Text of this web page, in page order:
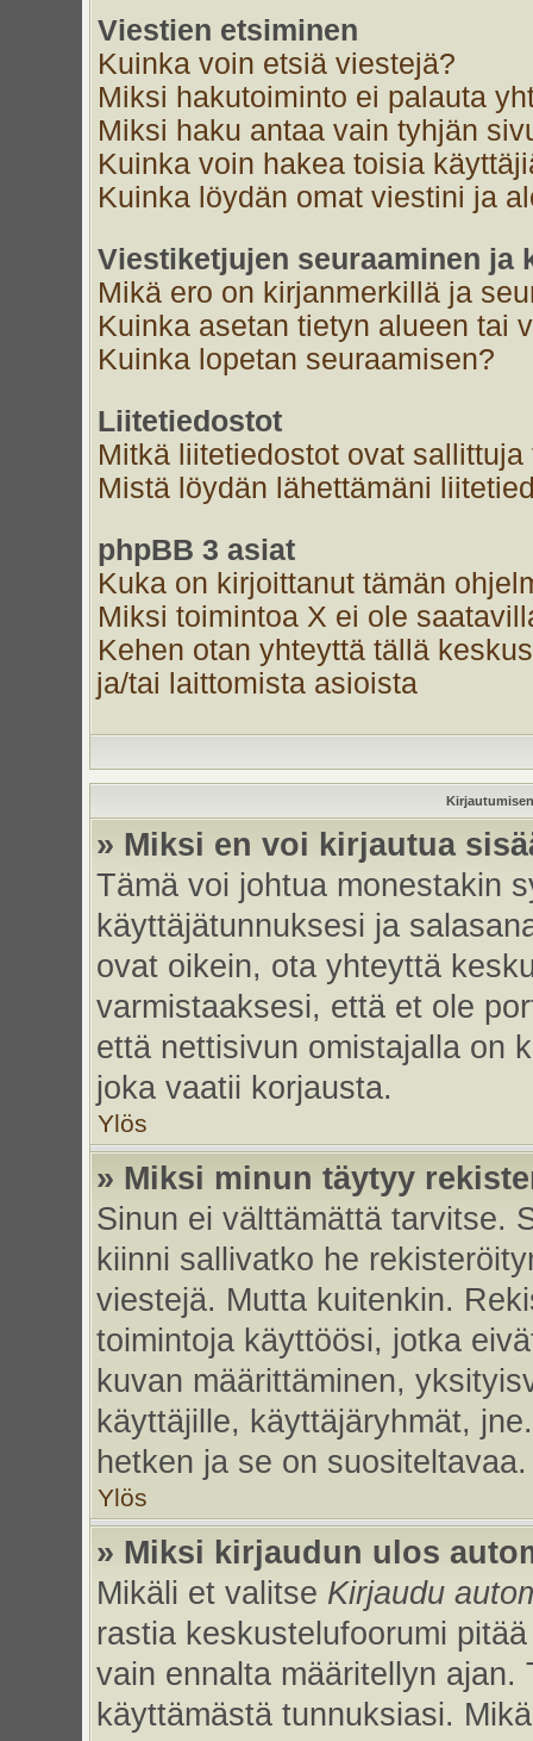
Viestien etsiminen
Kuinka voin etsiä viestejä?
Miksi hakutoiminto ei palauta
Miksi haku antaa vain tyhjän
Kuinka voin hakea toisia
Kuinka löydän omat viestini ja
Viestiketjujen seuraaminen ja
Mikä ero on kirjanmerkillä ja
Kuinka asetan tietyn alueen tai
Kuinka lopetan seuraamisen?
Liitetiedostot
Mitkä liitetiedostot ovat
Mistä löydän lähettämäni
phpBB 3 asiat
Kuka on kirjoittanut tämän
Miksi toimintoa X ei ole
Kehen otan yhteyttä tällä
ja/tai laittomista asioista
» Miksi en voi kirjautua
Tämä voi johtua monestakin
käyttäjätunnuksesi ja
ovat oikein, ota yhteyttä
varmistaaksesi, että et ole
että nettisivun omistajalla on
joka vaatii korjausta.
Ylös
» Miksi minun täytyy
Sinun ei välttämättä tarvitse.
kiinni sallivatko he
viestejä. Mutta kuitenkin.
toimintoja käyttöösi, jotka
kuvan määrittäminen,
käyttäjille, käyttäjäryhmät,
hetken ja se on suositeltavaa.
Ylös
» Miksi kirjaudun ulos
Mikäli et valitse Kirjaudu
rastia keskustelufoorumi
vain ennalta määritellyn
käyttämästä tunnuksiasi.